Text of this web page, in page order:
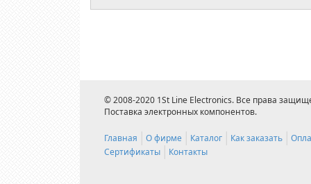
© 2008-2020 1St Line Electronics. Все права
Поставка электронных компонентов.
Главная О фирме Каталог Как заказать
Сертификаты
Контакты